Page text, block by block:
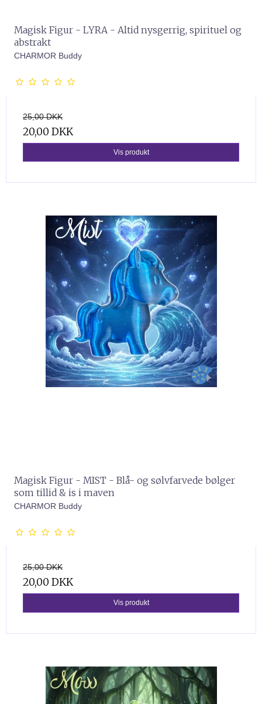
Magisk Figur - LYRA - Altid nysgerrig, spirituel og
abstrakt
CHARMOR Buddy
25,00 DKK
20,00 DKK
Vis produkt
Magisk Figur - MIST - Blå- og sølvfarvede bølger
som tillid & is i maven
CHARMOR Buddy
25,00 DKK
20,00 DKK
Vis produkt